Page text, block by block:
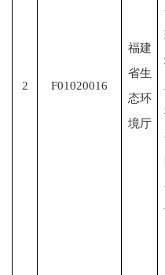
2 F01020016
福建
省生
态环
境厅